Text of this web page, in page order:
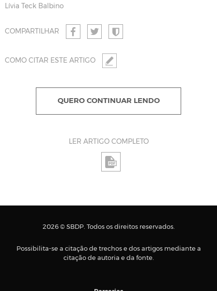
COMPARTILHAR
Lívia Teck Balbino
QUERO CONTINUAR LENDO
LER ARTIGO COMPLETO
COMO CITAR ESTE ARTIGO
2026 © SBDP. Todos os direitos reservados.
Possibilita-se a citação de trechos e dos artigos mediante a
citação de autoria e da fonte.